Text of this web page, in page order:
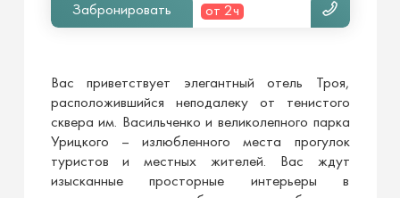
Забронировать от 2ч
Вас приветствует элегантный отель Троя,
расположившийся неподалеку от тенистого
сквера им. Васильченко и великолепного парка
Урицкого – излюбленного места прогулок
туристов и местных жителей. Вас ждут
изысканные просторные интерьеры в